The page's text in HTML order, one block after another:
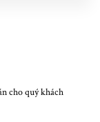
cho quý khách